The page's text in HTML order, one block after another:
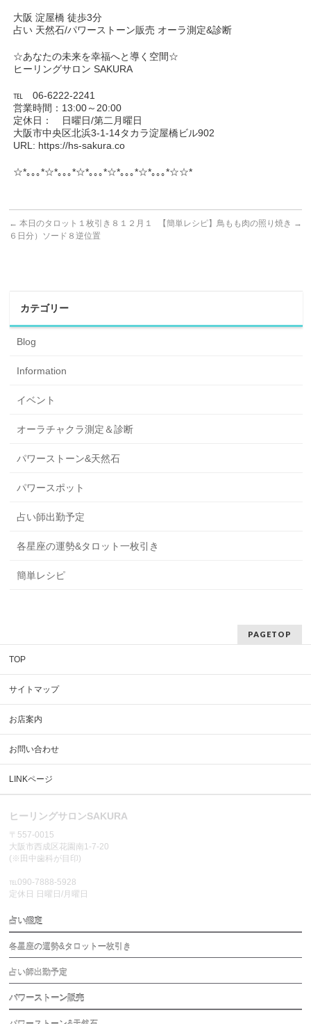
大阪 淀屋橋 徒歩3分
占い 天然石/パワーストーン販売 オーラ測定&診断
☆あなたの未来を幸福へと導く空間☆
ヒーリングサロン SAKURA
℡ 06-6222-2241
営業時間：13:00～20:00
定休日： 日曜日/第二月曜日
大阪市中央区北浜3-1-14タカラ淀屋橋ビル902
URL: https://hs-sakura.co
☆*｡｡｡*☆*｡｡｡*☆*｡｡｡*☆*｡｡｡*☆*｡｡｡*☆☆*
← 本日のタロット１枚引き８１２月１
６日分）ソード８逆位置
【簡単レシピ】鳥もも肉の照り焼き →
カテゴリー
Blog
Information
イベント
オーラチャクラ測定＆診断
パワーストーン&天然石
パワースポット
占い師出勤予定
各星座の運勢&タロット一枚引き
簡単レシピ
PAGETOP
TOP
サイトマップ
お店案内
お問い合わせ
LINKページ
ヒーリングサロンSAKURA
〒557-0015
大阪市西成区花園南1-7-20
(※田中歯科が目印)
℡090-7888-5928
定休日 日曜日/月曜日
占い鑑定
各星座の運勢&タロット一枚引き
占い師出勤予定
パワーストーン販売